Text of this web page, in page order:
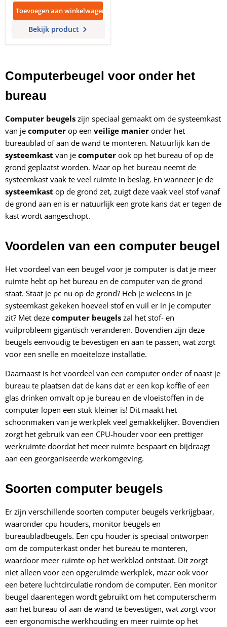
Toevoegen aan winkelwagen
Bekijk product
Computerbeugel voor onder het
bureau
Computer beugels zijn speciaal gemaakt om de systeemkast
van je computer op een veilige manier onder het
bureaublad of aan de wand te monteren. Natuurlijk kan de
systeemkast van je computer ook op het bureau of op de
grond geplaatst worden. Maar op het bureau neemt de
systeemkast vaak te veel ruimte in beslag. En wanneer je de
systeemkast op de grond zet, zuigt deze vaak veel stof vanaf
de grond aan en is er natuurlijk een grote kans dat er tegen de
kast wordt aangeschopt.
Voordelen van een computer beugel
Het voordeel van een beugel voor je computer is dat je meer
ruimte hebt op het bureau en de computer van de grond
staat. Staat je pc nu op de grond? Heb je weleens in je
systeemkast gekeken hoeveel stof en vuil er in je computer
zit? Met deze computer beugels zal het stof- en
vuilprobleem gigantisch veranderen. Bovendien zijn deze
beugels eenvoudig te bevestigen en aan te passen, wat zorgt
voor een snelle en moeiteloze installatie.
Daarnaast is het voordeel van een computer onder of naast je
bureau te plaatsen dat de kans dat er een kop koffie of een
glas drinken omvalt op je bureau en de vloeistoffen in de
computer lopen een stuk kleiner is! Dit maakt het
schoonmaken van je werkplek veel gemakkelijker. Bovendien
zorgt het gebruik van een CPU-houder voor een prettiger
werkruimte doordat het meer ruimte bespaart en bijdraagt
aan een georganiseerde werkomgeving.
Soorten computer beugels
Er zijn verschillende soorten computer beugels verkrijgbaar,
waaronder cpu houders, monitor beugels en
bureaubladbeugels. Een cpu houder is speciaal ontworpen
om de computerkast onder het bureau te monteren,
waardoor meer ruimte op het werkblad ontstaat. Dit zorgt
niet alleen voor een opgeruimde werkplek, maar ook voor
een betere luchtcirculatie rondom de computer. Een monitor
beugel daarentegen wordt gebruikt om het computerscherm
aan het bureau of aan de wand te bevestigen, wat zorgt voor
een ergonomische werkhouding en meer ruimte op het